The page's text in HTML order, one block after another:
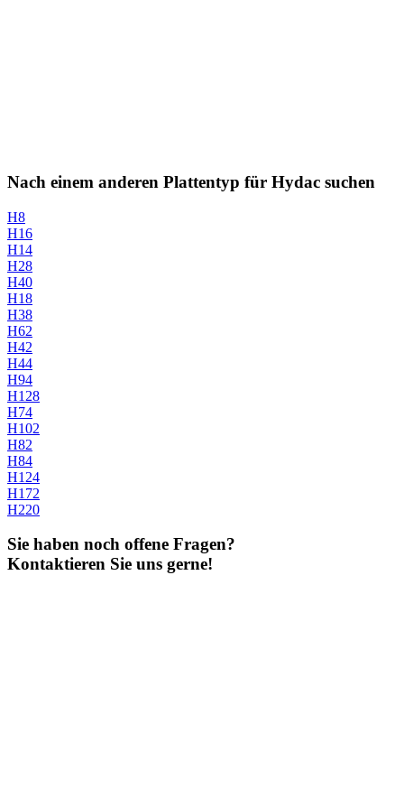
Nach einem anderen Plattentyp für Hydac suchen
H8
H16
H14
H28
H40
H18
H38
H62
H42
H44
H94
H128
H74
H102
H82
H84
H124
H172
H220
Sie haben noch offene Fragen?
Kontaktieren Sie uns gerne!